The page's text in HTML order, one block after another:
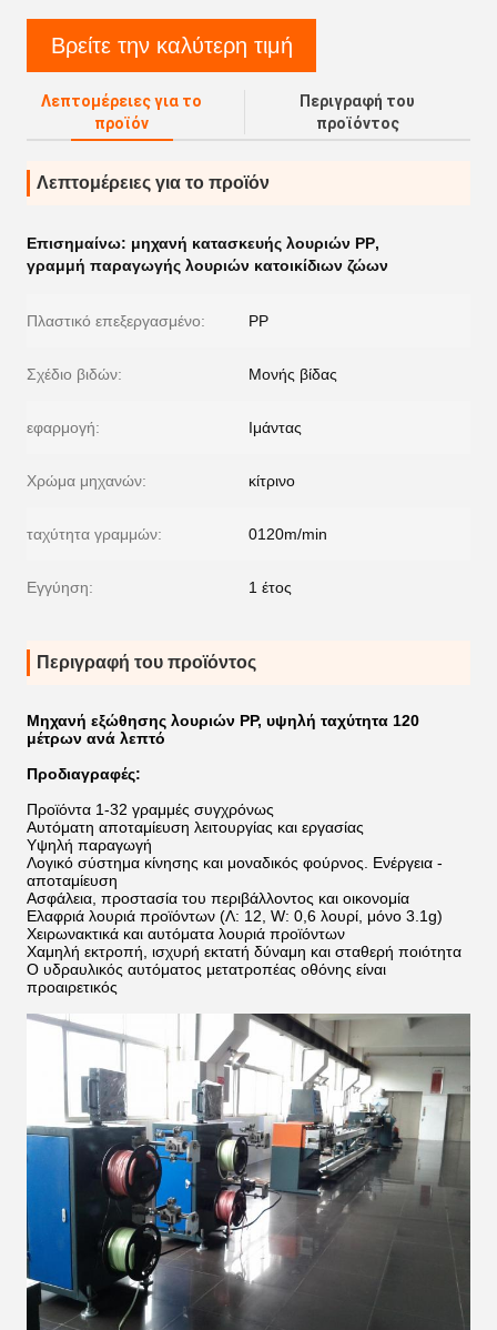
Βρείτε την καλύτερη τιμή
Λεπτομέρειες για το
προϊόν
Περιγραφή του
προϊόντος
Λεπτομέρειες για το προϊόν
Επισημαίνω: μηχανή κατασκευής λουριών PP,
γραμμή παραγωγής λουριών κατοικίδιων ζώων
Πλαστικό επεξεργασμένο: PP
Σχέδιο βιδών: Μονής βίδας
εφαρμογή: Ιμάντας
Χρώμα μηχανών: κίτρινο
ταχύτητα γραμμών: 0120m/min
Εγγύηση: 1 έτος
Περιγραφή του προϊόντος
Μηχανή εξώθησης λουριών PP, υψηλή ταχύτητα 120
μέτρων ανά λεπτό
Προδιαγραφές:
Προϊόντα 1-32 γραμμές συγχρόνως
Αυτόματη αποταμίευση λειτουργίας και εργασίας
Υψηλή παραγωγή
Λογικό σύστημα κίνησης και μοναδικός φούρνος. Ενέργεια -
αποταμίευση
Ασφάλεια, προστασία του περιβάλλοντος και οικονομία
Ελαφριά λουριά προϊόντων (Λ: 12, W: 0,6 λουρί, μόνο 3.1g)
Χειρωνακτικά και αυτόματα λουριά προϊόντων
Χαμηλή εκτροπή, ισχυρή εκτατή δύναμη και σταθερή ποιότητα
Ο υδραυλικός αυτόματος μετατροπέας οθόνης είναι
προαιρετικός